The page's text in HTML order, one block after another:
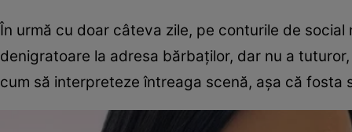
În urmă cu doar câteva zile, pe conturile de social
denigratoare la adresa bărbaților, dar nu a
cum să interpreteze întreaga scenă, așa că